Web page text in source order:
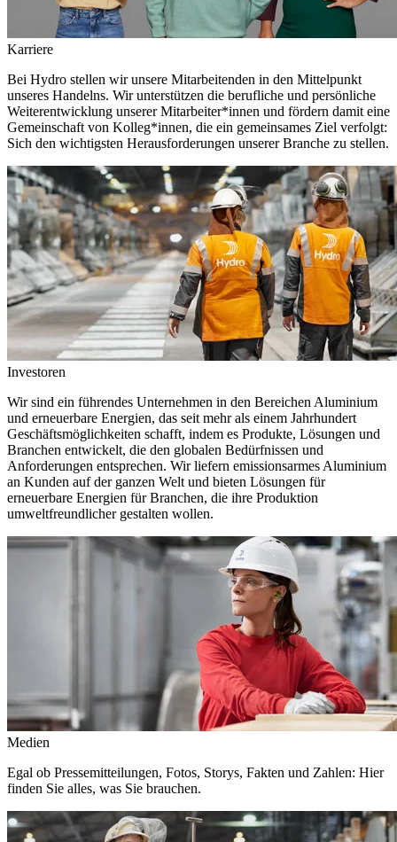
Karriere
Bei Hydro stellen wir unsere Mitarbeitenden in den Mittelpunkt
unseres Handelns. Wir unterstützen die berufliche und persönliche
Weiterentwicklung unserer Mitarbeiter*innen und fördern damit eine
Gemeinschaft von Kolleg*innen, die ein gemeinsames Ziel verfolgt:
Sich den wichtigsten Herausforderungen unserer Branche zu stellen.
Investoren
Wir sind ein führendes Unternehmen in den Bereichen Aluminium
und erneuerbare Energien, das seit mehr als einem Jahrhundert
Geschäftsmöglichkeiten schafft, indem es Produkte, Lösungen und
Branchen entwickelt, die den globalen Bedürfnissen und
Anforderungen entsprechen. Wir liefern emissionsarmes Aluminium
an Kunden auf der ganzen Welt und bieten Lösungen für
erneuerbare Energien für Branchen, die ihre Produktion
umweltfreundlicher gestalten wollen.
Medien
Egal ob Pressemitteilungen, Fotos, Storys, Fakten und Zahlen: Hier
finden Sie alles, was Sie brauchen.